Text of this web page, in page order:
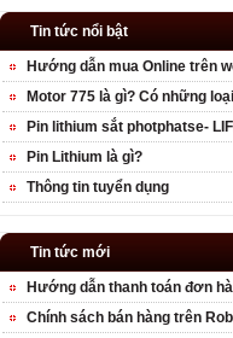
Tin tức nổi bật
Hướng dẫn mua Online trên
Motor 775 là gì? Có những
Pin lithium sắt photphatse-
Pin Lithium là gì?
Thông tin tuyển dụng
Tin tức mới
Hướng dẫn thanh toán đơn
Chính sách bán hàng trên